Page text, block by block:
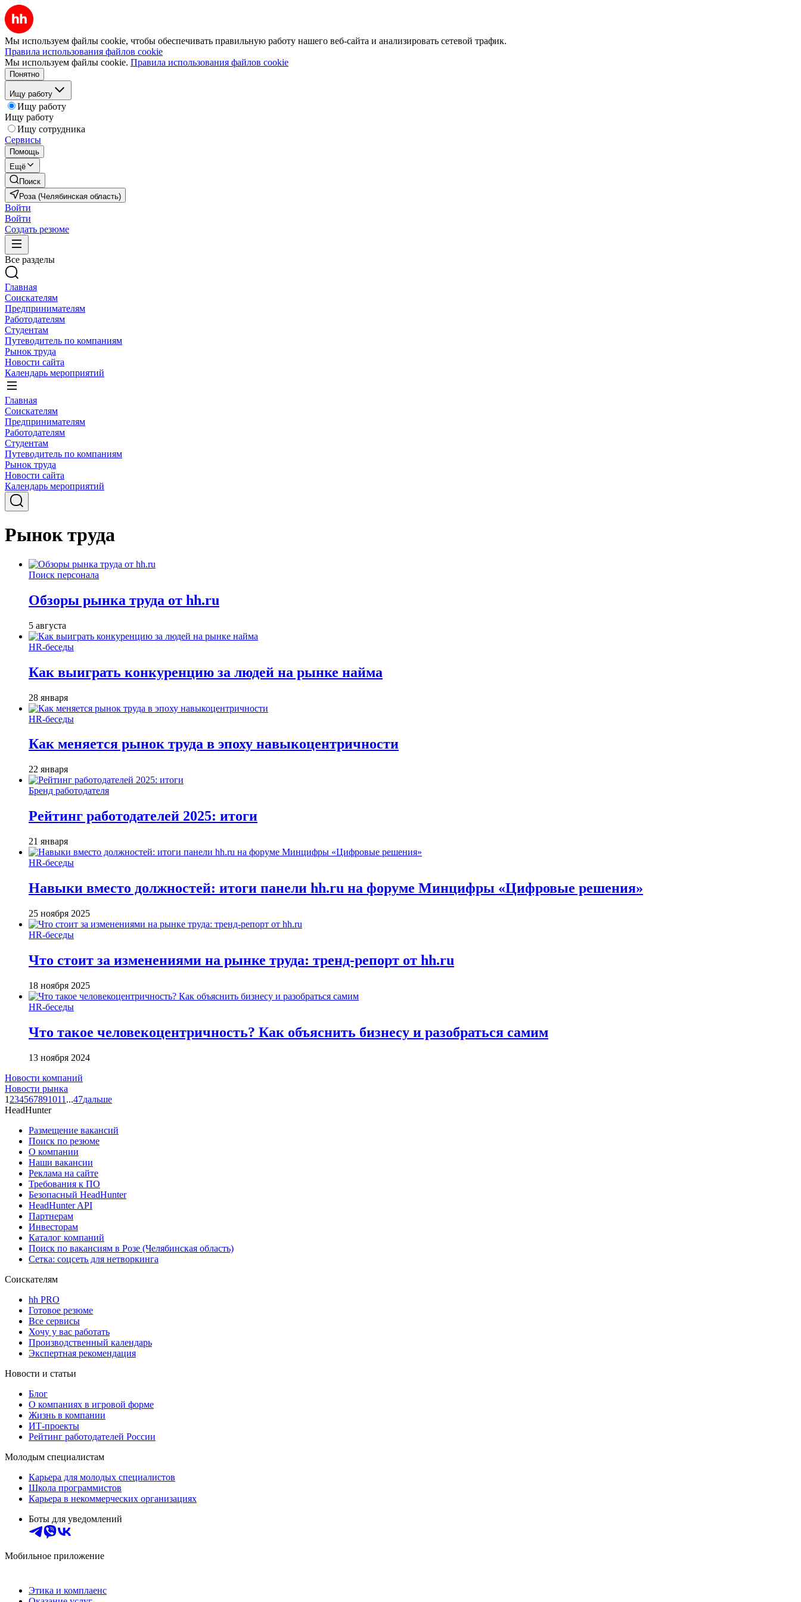
Мы используем файлы cookie, чтобы обеспечивать правильную работу нашего веб-сайта и анализировать сетевой трафик.
Правила использования файлов cookie
Мы используем файлы cookie. Правила использования файлов cookie
Понятно
Ищу работу
Ищу работу
Ищу работу
Ищу сотрудника
Сервисы
Помощь
Ещё
Поиск
Роза (Челябинская область)
Войти
Войти
Создать резюме
Все разделы
Главная
Соискателям
Предпринимателям
Работодателям
Студентам
Путеводитель по компаниям
Рынок труда
Новости сайта
Календарь мероприятий
Главная
Соискателям
Предпринимателям
Работодателям
Студентам
Путеводитель по компаниям
Рынок труда
Новости сайта
Календарь мероприятий
Рынок труда
Поиск персонала
Обзоры рынка труда от hh.ru
5 августа
HR-беседы
Как выиграть конкуренцию за людей на рынке найма
28 января
HR-беседы
Как меняется рынок труда в эпоху навыкоцентричности
22 января
Бренд работодателя
Рейтинг работодателей 2025: итоги
21 января
HR-беседы
Навыки вместо должностей: итоги панели hh.ru на форуме Минцифры «Цифровые решения»
25 ноября 2025
HR-беседы
Что стоит за изменениями на рынке труда: тренд-репорт от hh.ru
18 ноября 2025
HR-беседы
Что такое человеко­центричность? Как объяснить бизнесу и разобраться самим
13 ноября 2024
Новости компаний
Новости рынка
1 234567891011 ...47дальше
HeadHunter
Размещение вакансий
Поиск по резюме
О компании
Наши вакансии
Реклама на сайте
Требования к ПО
Безопасный HeadHunter
HeadHunter API
Партнерам
Инвесторам
Каталог компаний
Поиск по вакансиям в Розе (Челябинская область)
Сетка: соцсеть для нетворкинга
Соискателям
hh PRO
Готовое резюме
Все сервисы
Хочу у вас работать
Производственный календарь
Экспертная рекомендация
Новости и статьи
Блог
О компаниях в игровой форме
Жизнь в компании
ИТ-проекты
Рейтинг работодателей России
Молодым специалистам
Карьера для молодых специалистов
Школа программистов
Карьера в некоммерческих организациях
Боты для уведомлений
Мобильное приложение
Этика и комплаенс